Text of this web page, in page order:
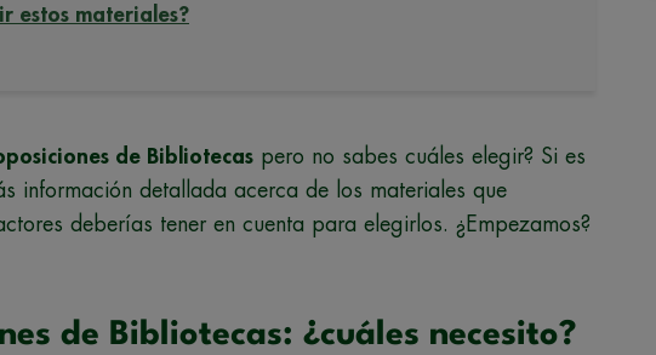
estos materiales?
de Bibliotecas pero no sabes cuáles elegir? Si es
información detallada acerca de los materiales que
deberías tener en cuenta para elegirlos. ¿Empezamos?
de Bibliotecas: ¿cuáles necesito?